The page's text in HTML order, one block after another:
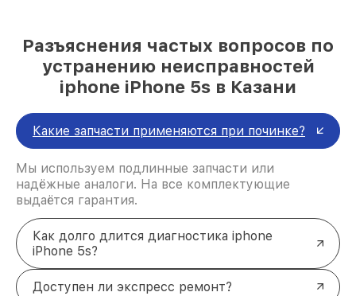
Разъяснения частых вопросов по
устранению неисправностей
iphone iPhone 5s в Казани
Какие запчасти применяются при починке?
Мы используем подлинные запчасти или
надёжные аналоги. На все комплектующие
выдаётся гарантия.
Как долго длится диагностика iphone
iPhone 5s?
Доступен ли экспресс ремонт?